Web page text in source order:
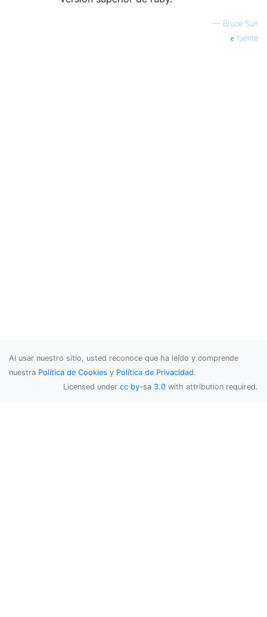
— Bruce Sun
fuente
Al usar nuestro sitio, usted reconoce que ha leído y comprende
nuestra Política de Cookies y Política de Privacidad.
Licensed under cc by-sa 3.0 with attribution required.